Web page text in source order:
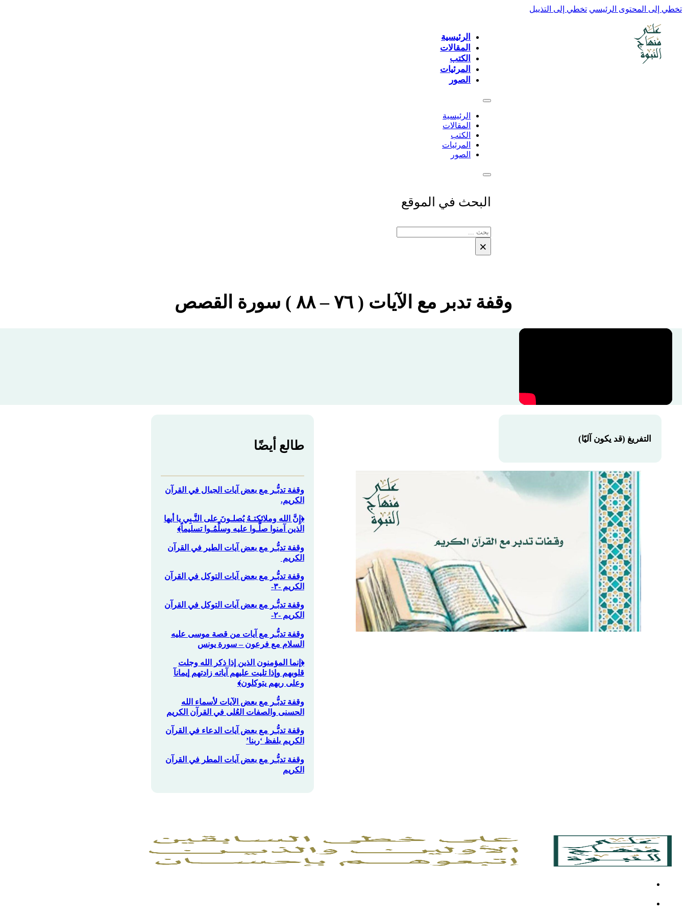
تخطي إلى المحتوى الرئيسي تخطي إلى التذييل
الرئيسية
المقالات
الكتب
المرئيات
الصور
الرئيسية
المقالات
الكتب
المرئيات
الصور
البحث في الموقع
بحث
×
وقفة تدبر مع الآيات ( ٧٦ – ٨٨ ) سورة القصص
التفريغ (قد يكون آليًا) طالع أيضًا
وقفة تدبُّـر مع بعض آيات الجبال في القرآن
الكريم.
‏﴿إِنَّ الله وملائكتـهُ يُصلـونَ على النَّـبِي يا أيها
الذين آمنوا صلُّـوا عليه وسلِّمُـوا تسليماً﴾
وقفة تدبُّـر مع بعض آيات الطير في القرآن
الكريم
وقفة تدبُّـر مع بعض آيات التوكل في القرآن
الكريم -٣-
وقفة تدبُّـر مع بعض آيات التوكل في القرآن
الكريم -٢-
وقفة تدبُّـر مع آيات من قصة موسى عليه
السلام مع فرعون – سورة يونس
﴿إنما المؤمنون الذين إذا ذكر الله وجلت
قلوبهم وإذا تليت عليهم آياته زادتهم إيمانآ
وعلى ربهم يتوكلون﴾
وقفة تدبُّـر مع بعض الآيات لأسماء الله
الحسنى والصفات العُلى في القرآن الكريم
وقفة تدبُّـر مع بعض آيات الدعاء في القرآن
الكريم بلفظ ‘ربنا’
وقفة تدبُّـر مع بعض آيات المطر في القرآن
الكريم